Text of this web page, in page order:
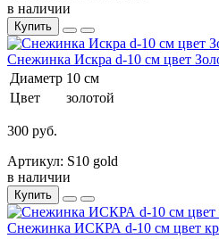
в наличии
Купить
Снежинка Искра d-10 см цвет
Диаметр 10 см
Цвет
золотой
300 руб.
Артикул: S10 gold
в наличии
Купить
Снежинка ИСКРА d-10 см цвет